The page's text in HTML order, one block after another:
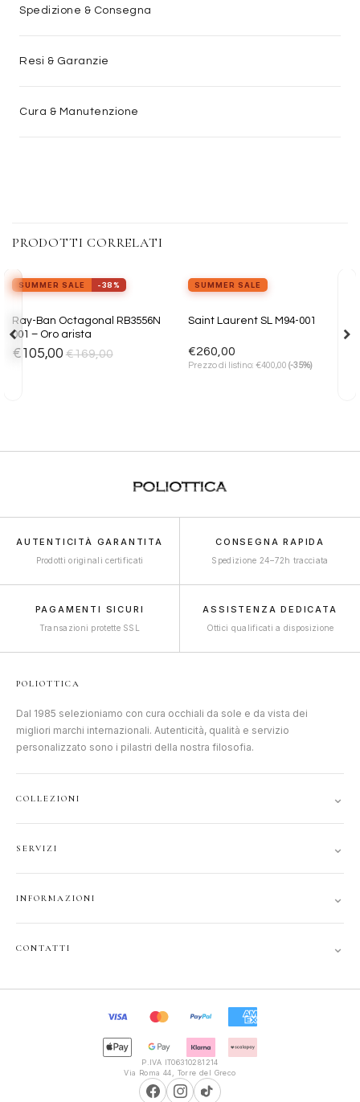
Spedizione & Consegna
Resi & Garanzie
Cura & Manutenzione
PRODOTTI CORRELATI
Aggiungi
alla lista
view_in_arProvalo ora
SUMMER SALE -38%
Ray-Ban Octagonal RB3556N
001 – Oro arista
€105,00 €169,00
Aggiungi
alla lista
SUMMER SALE
Saint Laurent SL M94-001
€260,00
Prezzo di listino: €400,00 (-35%)
AUTENTICITÀ GARANTITA
Prodotti originali certificati
CONSEGNA RAPIDA
Spedizione 24–72h tracciata
PAGAMENTI SICURI
Transazioni protette SSL
ASSISTENZA DEDICATA
Ottici qualificati a disposizione
POLIOTTICA
Dal 1985 selezioniamo con cura occhiali da sole e da vista dei
migliori marchi internazionali. Autenticità, qualità e servizio
personalizzato sono i pilastri della nostra filosofia.
COLLEZIONI ⌄
JUNIOR
GIFT CARD
SERVIZI ⌄
SPEDIZIONI
RECESSO
INFORMAZIONI ⌄
CONTATTI ⌄
9:30–13:00, 16:00–20:00
P.IVA IT06310281214
Via Roma 44, Torre del Greco